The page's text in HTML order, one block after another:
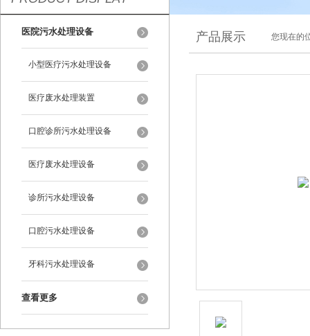
医院污水处理设备
小型医疗污水处理设备
医疗废水处理装置
口腔诊所污水处理设备
医疗废水处理设备
诊所污水处理设备
口腔污水处理设备
牙科污水处理设备
查看更多
产品展示 您现在的